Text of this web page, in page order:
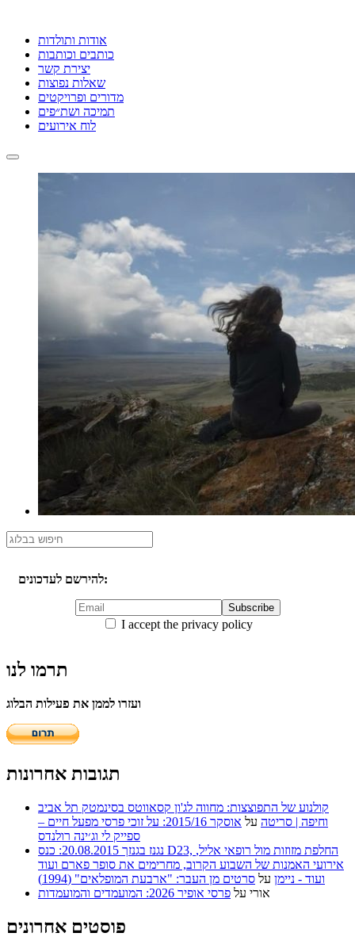
אודות ותולדות
כותבים וכותבות
יצירת קשר
שאלות נפוצות
מדורים ופרויקטים
תמיכה ושת״פים
לוח אירועים
להירשם לעדכונים:
I accept the privacy policy
תרמו לנו
ועזרו לממן את פעילות הבלוג
תגובות אחרונות
קולנוע של התפוצצות: מחווה לג'ון קסאווטס בסינמטק תל אביב
וחיפה | סריטה על
אוסקר 2015/16: על זוכי פרסי מפעל חיים –
ספייק לי וג׳ינה רולנדס
נגנז בגנזך 20.08.2015: כנס D23, החלפת מזוזות מול רופאי אליל,
אירועי האמנות של השבוע הקרוב, מחרימים את סופר פארם ועוד
ועוד - ניימן על סרטים מן העבר: "ארבעת המופלאים" (1994)
אורי על פרסי אופיר 2026: המועמדים והמועמדות
פוסטים אחרונים